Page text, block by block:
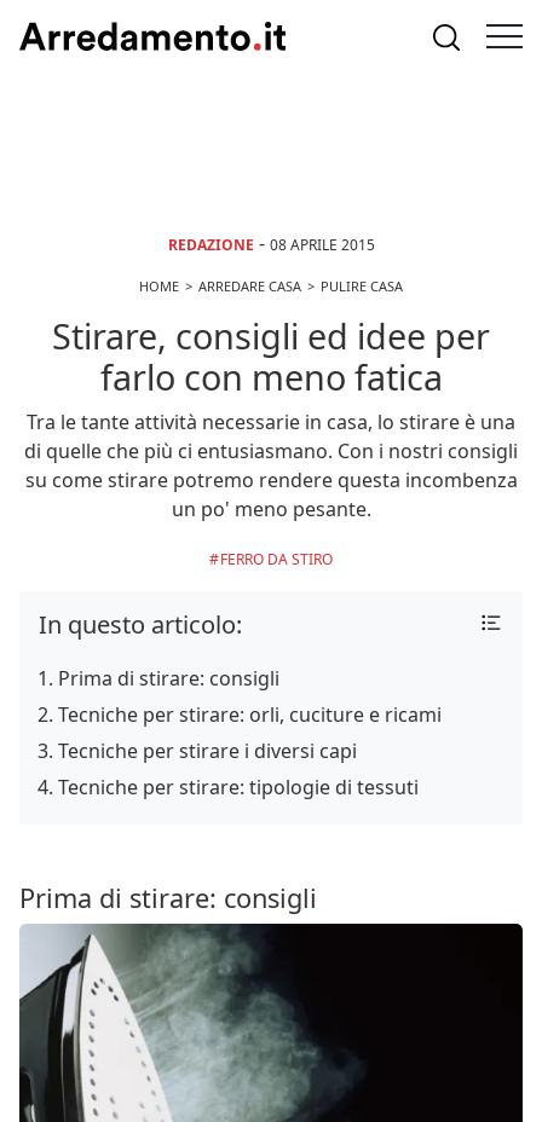
REDAZIONE - 08 APRILE 2015
HOME ARREDARE CASA PULIRE CASA
Stirare, consigli ed idee per
farlo con meno fatica
Tra le tante attività necessarie in casa, lo stirare è una
di quelle che più ci entusiasmano. Con i nostri consigli
su come stirare potremo rendere questa incombenza
un po' meno pesante.
FERRO DA STIRO
In questo articolo:
Prima di stirare: consigli
Tecniche per stirare: orli, cuciture e ricami
Tecniche per stirare i diversi capi
Tecniche per stirare: tipologie di tessuti
Prima di stirare: consigli